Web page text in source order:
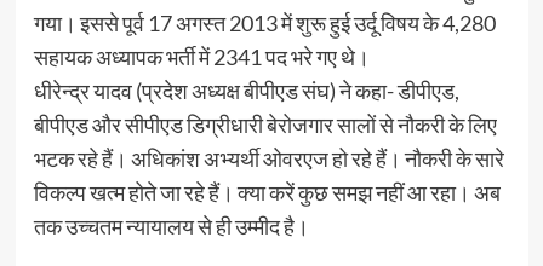
गया। इससे पूर्व 17 अगस्त 2013 में शुरू हुई उर्दू विषय के 4,280
सहायक अध्यापक भर्ती में 2341 पद भरे गए थे।
धीरेन्द्र यादव (प्रदेश अध्यक्ष बीपीएड संघ) ने कहा- डीपीएड,
बीपीएड और सीपीएड डिग्रीधारी बेरोजगार सालों से नौकरी के लिए
भटक रहे हैं। अधिकांश अभ्यर्थी ओवरएज हो रहे हैं। नौकरी के सारे
विकल्प खत्म होते जा रहे हैं। क्या करें कुछ समझ नहीं आ रहा। अब
तक उच्चतम न्यायालय से ही उम्मीद है।